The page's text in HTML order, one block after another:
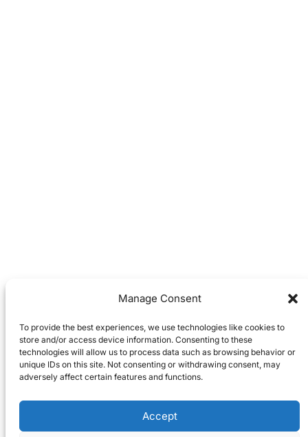
Manage Consent
To provide the best experiences, we use technologies like cookies to
store and/or access device information. Consenting to these
technologies will allow us to process data such as browsing behavior or
unique IDs on this site. Not consenting or withdrawing consent, may
adversely affect certain features and functions.
Accept